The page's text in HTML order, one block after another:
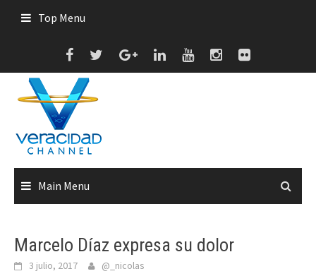
Top Menu
Main Menu
Marcelo Díaz expresa su dolor
3 julio, 2017 @_nicolas